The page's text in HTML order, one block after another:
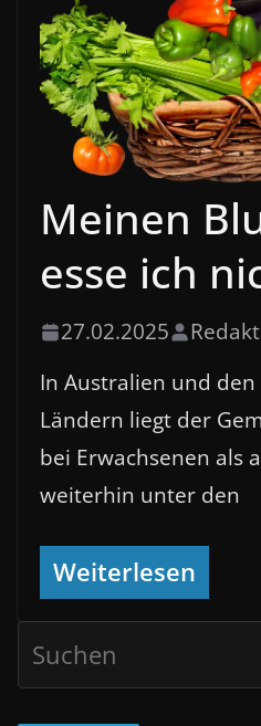
Meinen
esse ich
27.02.2025
In Australien und
Ländern liegt der
bei Erwachsenen als
weiterhin unter den
Weiterlesen